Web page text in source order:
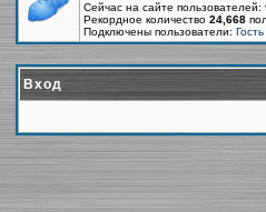
Сейчас на сайте
Рекордное количество 24,668
Подключены пользователи: Гость
Вход